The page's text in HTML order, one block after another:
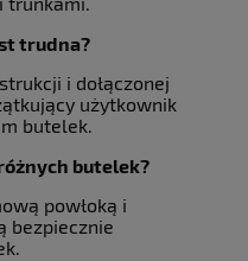
trudna?
i dołączonej
użytkownik
butelek.
butelek?
powłoką i
bezpiecznie